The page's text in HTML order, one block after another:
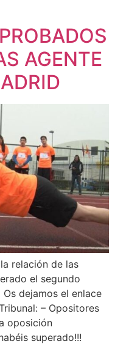
AGENTE
relación de las
el segundo
dejamos el enlace
– Opositores
oposición
superado!!!